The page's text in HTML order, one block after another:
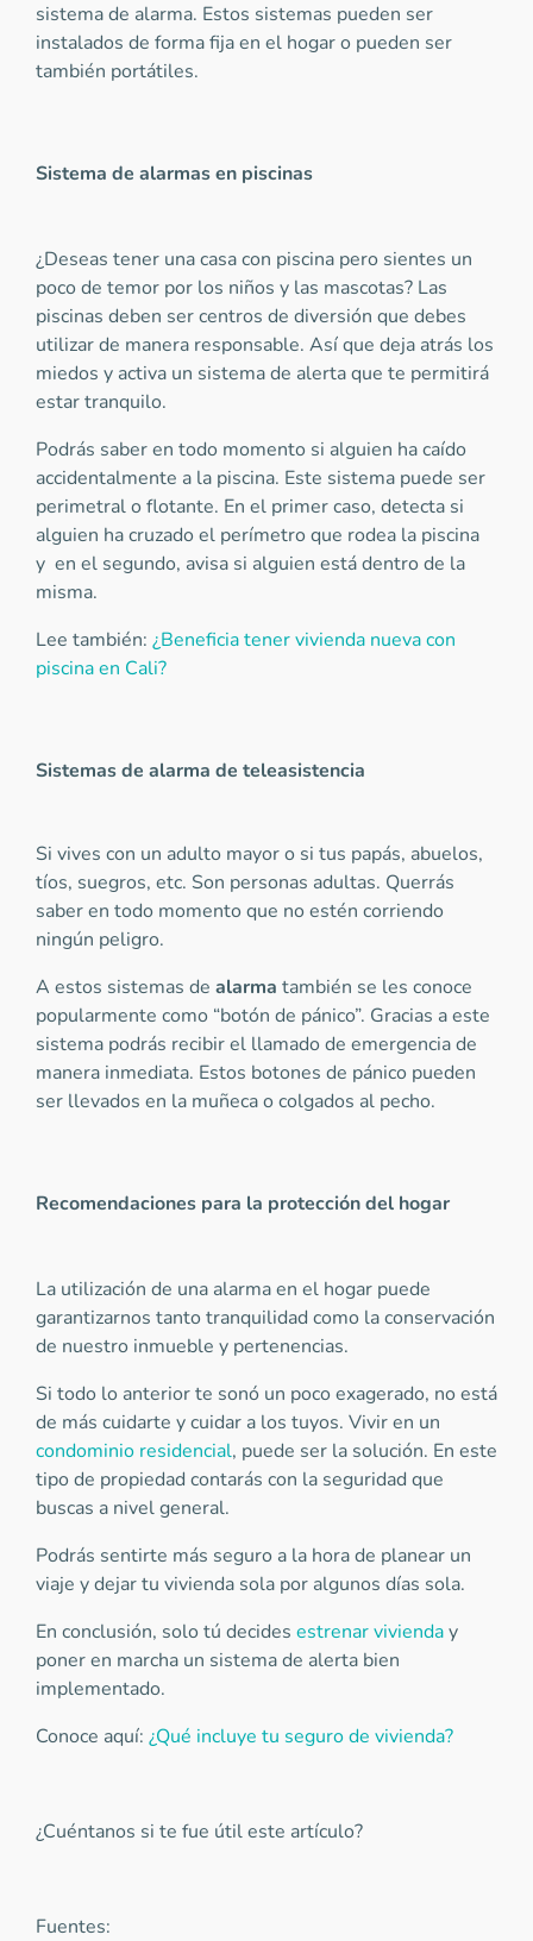
sistema de alarma. Estos sistemas pueden ser
instalados de forma fija en el hogar o pueden ser
también portátiles.
Sistema de alarmas en piscinas
¿Deseas tener una casa con piscina pero sientes un
poco de temor por los niños y las mascotas? Las
piscinas deben ser centros de diversión que debes
utilizar de manera responsable. Así que deja atrás los
miedos y activa un sistema de alerta que te permitirá
estar tranquilo.
Podrás saber en todo momento si alguien ha caído
accidentalmente a la piscina. Este sistema puede ser
perimetral o flotante. En el primer caso, detecta si
alguien ha cruzado el perímetro que rodea la piscina
y en el segundo, avisa si alguien está dentro de la
misma.
Lee también: ¿Beneficia tener vivienda nueva con
piscina en Cali?
Sistemas de alarma de teleasistencia
Si vives con un adulto mayor o si tus papás, abuelos,
tíos, suegros, etc. Son personas adultas. Querrás
saber en todo momento que no estén corriendo
ningún peligro.
A estos sistemas de alarma también se les conoce
popularmente como “botón de pánico”. Gracias a este
sistema podrás recibir el llamado de emergencia de
manera inmediata. Estos botones de pánico pueden
ser llevados en la muñeca o colgados al pecho.
Recomendaciones para la protección del hogar
La utilización de una alarma en el hogar puede
garantizarnos tanto tranquilidad como la conservación
de nuestro inmueble y pertenencias.
Si todo lo anterior te sonó un poco exagerado, no está
de más cuidarte y cuidar a los tuyos. Vivir en un
condominio residencial, puede ser la solución. En este
tipo de propiedad contarás con la seguridad que
buscas a nivel general.
Podrás sentirte más seguro a la hora de planear un
viaje y dejar tu vivienda sola por algunos días sola.
En conclusión, solo tú decides estrenar vivienday
poner en marcha un sistema de alerta bien
implementado.
Conoce aquí: ¿Qué incluye tu seguro de vivienda?
¿Cuéntanos si te fue útil este artículo?
Fuentes: